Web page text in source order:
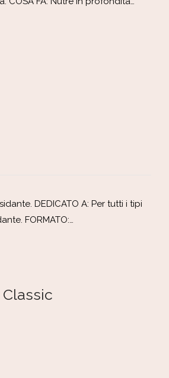
DEDICATO A: Per tutti i tipi
FORMATO:…